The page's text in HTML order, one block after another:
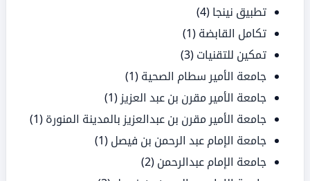
تطبيق نينجا (4)
تكامل القابضة (1)
تمكين للتقنيات (3)
جامعة الأمير سطام الصحية (1)
جامعة الأمير مقرن بن عبد العزيز (1)
جامعة الأمير مقرن بن عبدالعزيز بالمدينة المنورة (1)
جامعة الإمام عبد الرحمن بن فيصل (1)
جامعة الإمام عبدالرحمن (2)